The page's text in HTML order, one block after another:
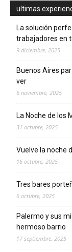
ultimas
La solución
trabajadores en
9 diciembre, 2025
Buenos Aires
ver
6 noviembre, 2025
La Noche de los
31 octubre, 2025
Vuelve la noche
16 octubre, 2025
Tres bares
6 octubre, 2025
Palermo y sus
hermoso barrio
17 septiembre, 2025